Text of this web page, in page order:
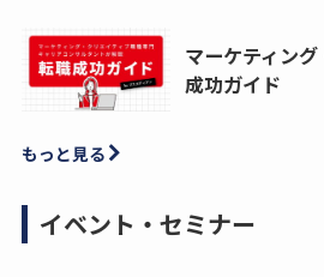
マーケティン
成功ガイド
もっと見る
イベント・セミナー